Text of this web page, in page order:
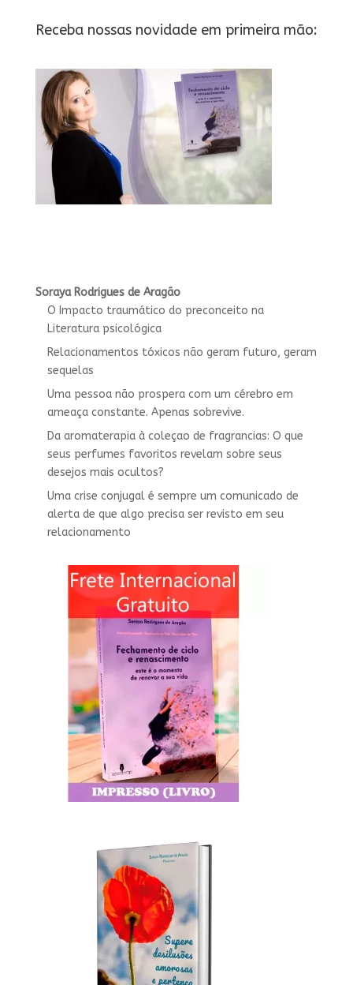
Receba nossas novidade em primeira mão:
Soraya Rodrigues de Aragão
O Impacto traumático do preconceito na
Literatura psicológica
Relacionamentos tóxicos não geram futuro, geram
sequelas
Uma pessoa não prospera com um cérebro em
ameaça constante. Apenas sobrevive.
Da aromaterapia à coleçao de fragrancias: O que
seus perfumes favoritos revelam sobre seus
desejos mais ocultos?
Uma crise conjugal é sempre um comunicado de
alerta de que algo precisa ser revisto em seu
relacionamento